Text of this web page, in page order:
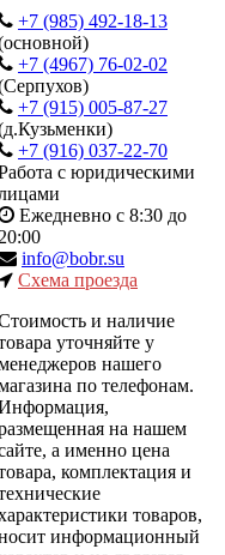
+7 (985) 492-18-13
+7 (4967) 76-02-02
+7 (915) 005-87-27
+7 (916) 037-22-70
с юридическими
Ежедневно с 8:30 до
info@bobr.su
Схема проезда
и наличие
уточняйте у
нашего
по телефонам.
на нашем
а именно цена
комплектация и
товаров,
информационный